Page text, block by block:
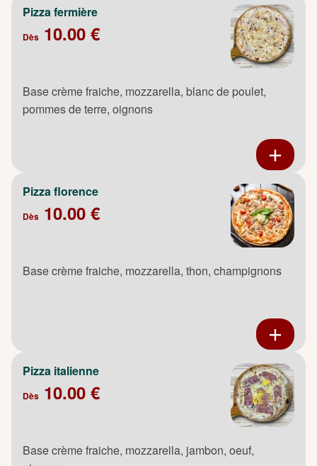
Pizza fermière
Dès 10.00 €
Base crème fraiche, mozzarella, blanc de poulet,
pommes de terre, oignons
Pizza florence
Dès 10.00 €
Base crème fraiche, mozzarella, thon, champignons
Pizza italienne
Dès 10.00 €
Base crème fraiche, mozzarella, jambon, oeuf,